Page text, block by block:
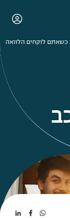
כשאתם לוקחים הלוואה